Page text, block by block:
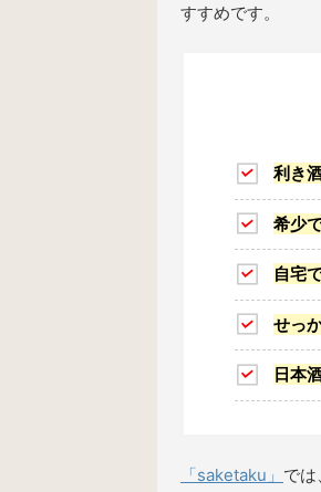
すすめです。
利き
希少
自宅
せっ
日本
「saketaku」 で